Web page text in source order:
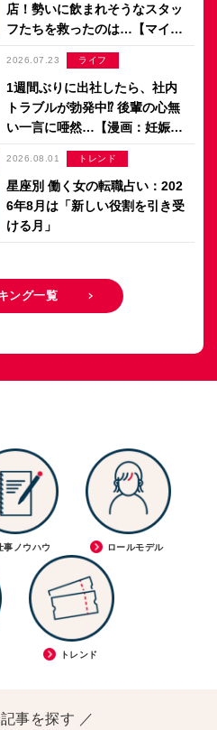
店！勢いに飲まれそうなスタッ
フたちを救ったのは…【マイカ
のアパレル日記 by ぼのこ】
2026.07.23 ライフ
1週間ぶりに出社したら、社内
トラブルが勃発中⁉ 後輩の心無
い一言に唖然…【漫画：妊娠し
ないのは、誰のせい？】
2026.08.01 トレンド
星座別 働く女の転職占い：202
6年8月は「新しい役割を引き受
ける月」
ング一覧
事ノウハウ ロールモデル
トレンド
事を探す ／